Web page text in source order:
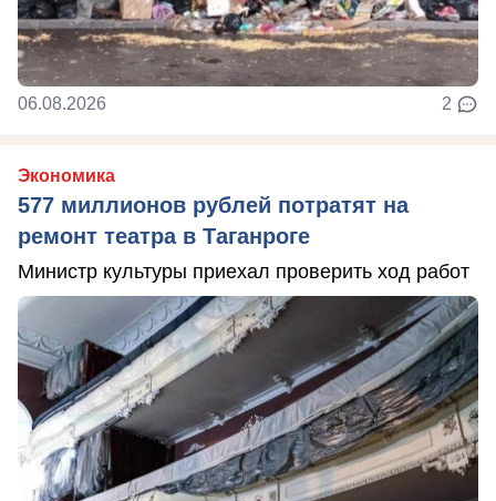
06.08.2026 2
Экономика
577 миллионов рублей потратят на
ремонт театра в Таганроге
Министр культуры приехал проверить ход работ